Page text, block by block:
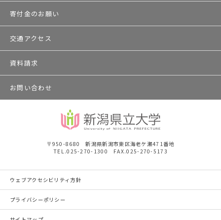
寄付金のお願い
交通アクセス
資料請求
お問い合わせ
〒950-8680 新潟県新潟市東区海老ケ瀬471番地
TEL.025-270-1300 FAX.025-270-5173
ウェブアクセシビリティ方針
プライバシーポリシー